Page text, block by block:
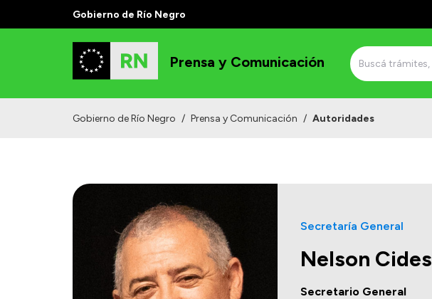
Gobierno de Río Negro
Prensa y Comunicación
Gobierno de Río Negro / Prensa y Comunicación / Autoridades
Secretaría General
Nelson Cides
Secretario General